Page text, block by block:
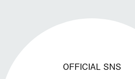
OFFICIAL SNS